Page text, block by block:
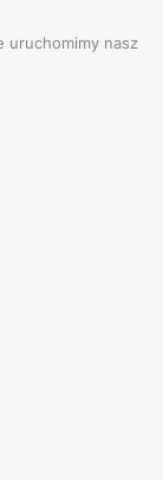
uruchomimy nasz